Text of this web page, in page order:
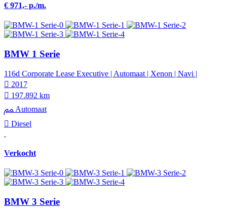
€ 971,- p./m.
BMW 1 Serie
116d Corporate Lease Executive | Automaat | Xenon | Navi |
2017
197.892 km
Automaat
Diesel
Verkocht
BMW 3 Serie